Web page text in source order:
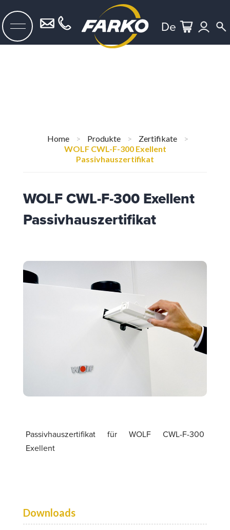
De
Home > Produkte > Zertifikate
>
WOLF CWL-F-300 Exellent
Passivhauszertifikat
WOLF CWL-F-300 Exellent
Passivhauszertifikat
Passivhauszertifikat für WOLF CWL-F-300
Exellent
Downloads